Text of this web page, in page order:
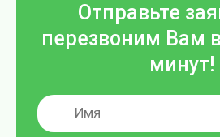
Отправьте
перезвоним Вам
минут!